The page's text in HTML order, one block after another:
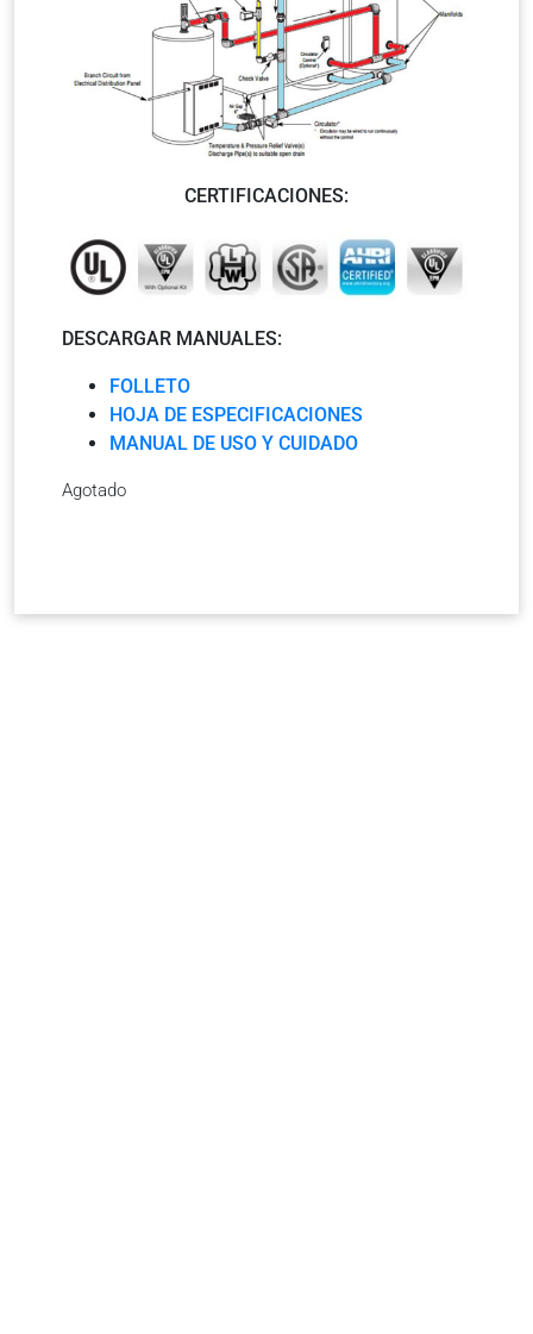
CERTIFICACIONES:
DESCARGAR MANUALES:
FOLLETO
HOJA DE ESPECIFICACIONES
MANUAL DE USO Y CUIDADO
Agotado